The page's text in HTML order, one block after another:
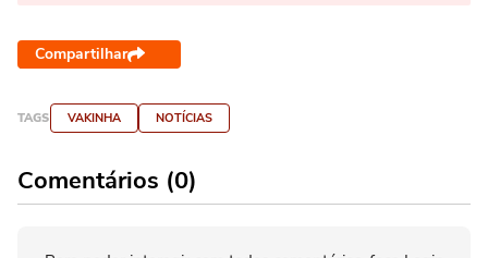
Compartilhar
TAGS VAKINHA NOTÍCIAS
Comentários (0)